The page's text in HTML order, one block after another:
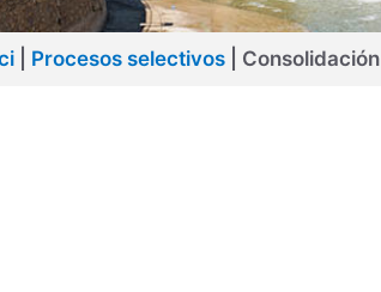
| Procesos selectivos| Consolidación